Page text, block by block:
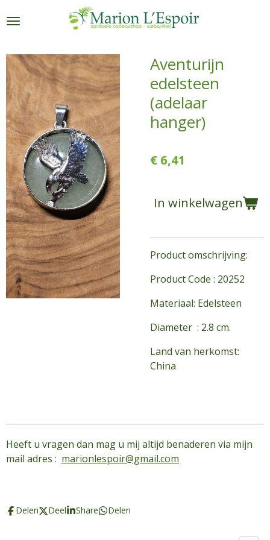
direct
de
hoofdinhoud
Aventurijn
edelsteen
(adelaar
hanger)
€ 6,41
In winkelwagen
Product omschrijving:
Product Code : 20252
Materiaal: Edelsteen
Diameter : 2.8 cm.
Land van herkomst:
China
Heeft u vragen dan mag u mij altijd benaderen via mijn
mail adres : marionlespoir@gmail.com
Delen Deel Share Delen